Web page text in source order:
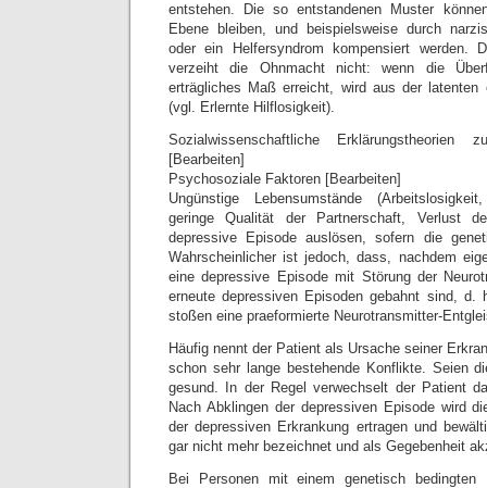
entstehen. Die so entstandenen Muster
Ebene bleiben, und beispielsweise durch
oder ein Helfersyndrom kompensiert werden.
verzeiht die Ohnmacht nicht: wenn die
erträgliches Maß erreicht, wird aus der latenten
(vgl. Erlernte Hilflosigkeit).
Sozialwissenschaftliche Erklärungstheorien
[Bearbeiten]
Psychosoziale Faktoren [Bearbeiten]
Ungünstige Lebensumstände
geringe Qualität der Partnerschaft, Verlust
depressive Episode auslösen, sofern die
Wahrscheinlicher ist jedoch, dass, nachdem
eine depressive Episode mit Störung der
erneute depressiven Episoden gebahnt sind, d.
stoßen eine praeformierte Neurotransmitter-
Häufig nennt der Patient als Ursache seiner
schon sehr lange bestehende Konflikte. Seien
gesund. In der Regel verwechselt der Patient
Nach Abklingen der depressiven Episode wird
der depressiven Erkrankung ertragen und
gar nicht mehr bezeichnet und als Gegebenheit
Bei Personen mit einem genetisch bedingten